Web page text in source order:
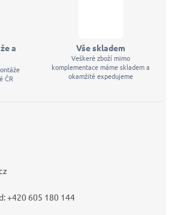
a
ČR
Vše skladem
Veškeré zboží mimo
komplementace máme skladem a
okamžitě expedujeme
+420 605 180 144